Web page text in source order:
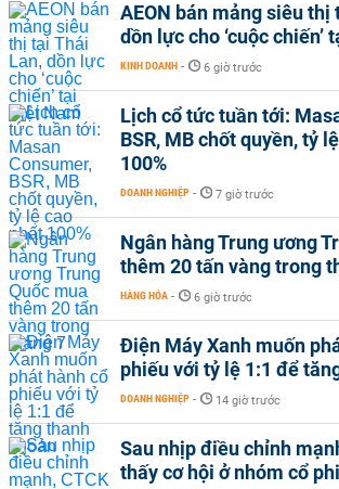
AEON bán mảng siêu thị
dồn lực cho ‘cuộc chiến’
KINH DOANH - 6 giờ trước
Lịch cổ tức tuần tới:
BSR, MB chốt quyền, tỷ
100%
DOANH NGHIỆP - 7 giờ trước
Ngân hàng Trung ương
thêm 20 tấn vàng trong
HÀNG HÓA - 6 giờ trước
Điện Máy Xanh muốn
phiếu với tỷ lệ 1:1 để
DOANH NGHIỆP - 14 giờ trước
Sau nhịp điều chỉnh
thấy cơ hội ở nhóm cổ